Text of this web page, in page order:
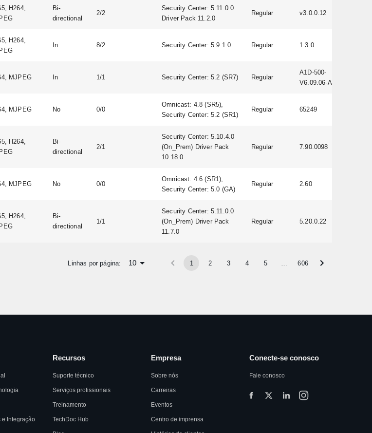
H264,
Bi-
directional
2/2
Security Center: 5.11.0.0
Driver Pack 11.2.0
Regular v3.0.0.12
H264,
In 8/2 Security Center: 5.9.1.0 Regular 1.3.0
MJPEG In 1/1 Security Center: 5.2 (SR7) Regular
A1D-500-
V6.09.06-AC
MJPEG No 0/0
Omnicast: 4.8 (SR5),
Security Center: 5.2 (SR1)
Regular 65249
H264,
Bi-
directional
2/1
Security Center: 5.10.4.0
(On_Prem) Driver Pack
10.18.0
Regular 7.90.0098
MJPEG No 0/0
Omnicast: 4.6 (SR1),
Security Center: 5.0 (GA)
Regular 2.60
H264,
Bi-
directional
1/1
Security Center: 5.11.0.0
(On_Prem) Driver Pack
11.7.0
Regular 5.20.0.22
Linhas por página: 10 1 2 3 4 5 606
e Integração
Recursos
Suporte técnico
Serviços profissionais
Treinamento
TechDoc Hub
Empresa
Sobre nós
Carreiras
Eventos
Centro de imprensa
Conecte-se conosco
Fale conosco